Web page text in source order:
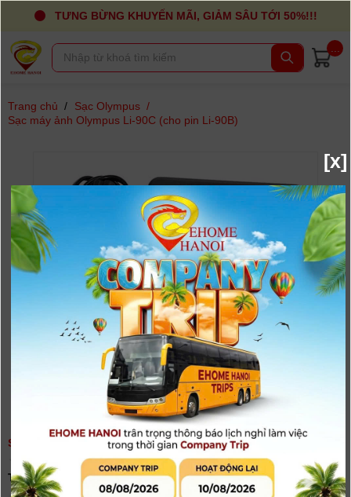
TƯNG BỪNG KHUYẾN MÃI, GIẢM SÂU TỚI 50%!!!
Trang chủ / Sạc Olympus /
Sạc máy ảnh Olympus Li-90C (cho pin Li-90B)
SẠC MÁY ẢNH OLYMPUS LI-90C (CHO PIN LI-90B)
(0người đánh giá)
Tình trạng:
Hết hàng
[x]